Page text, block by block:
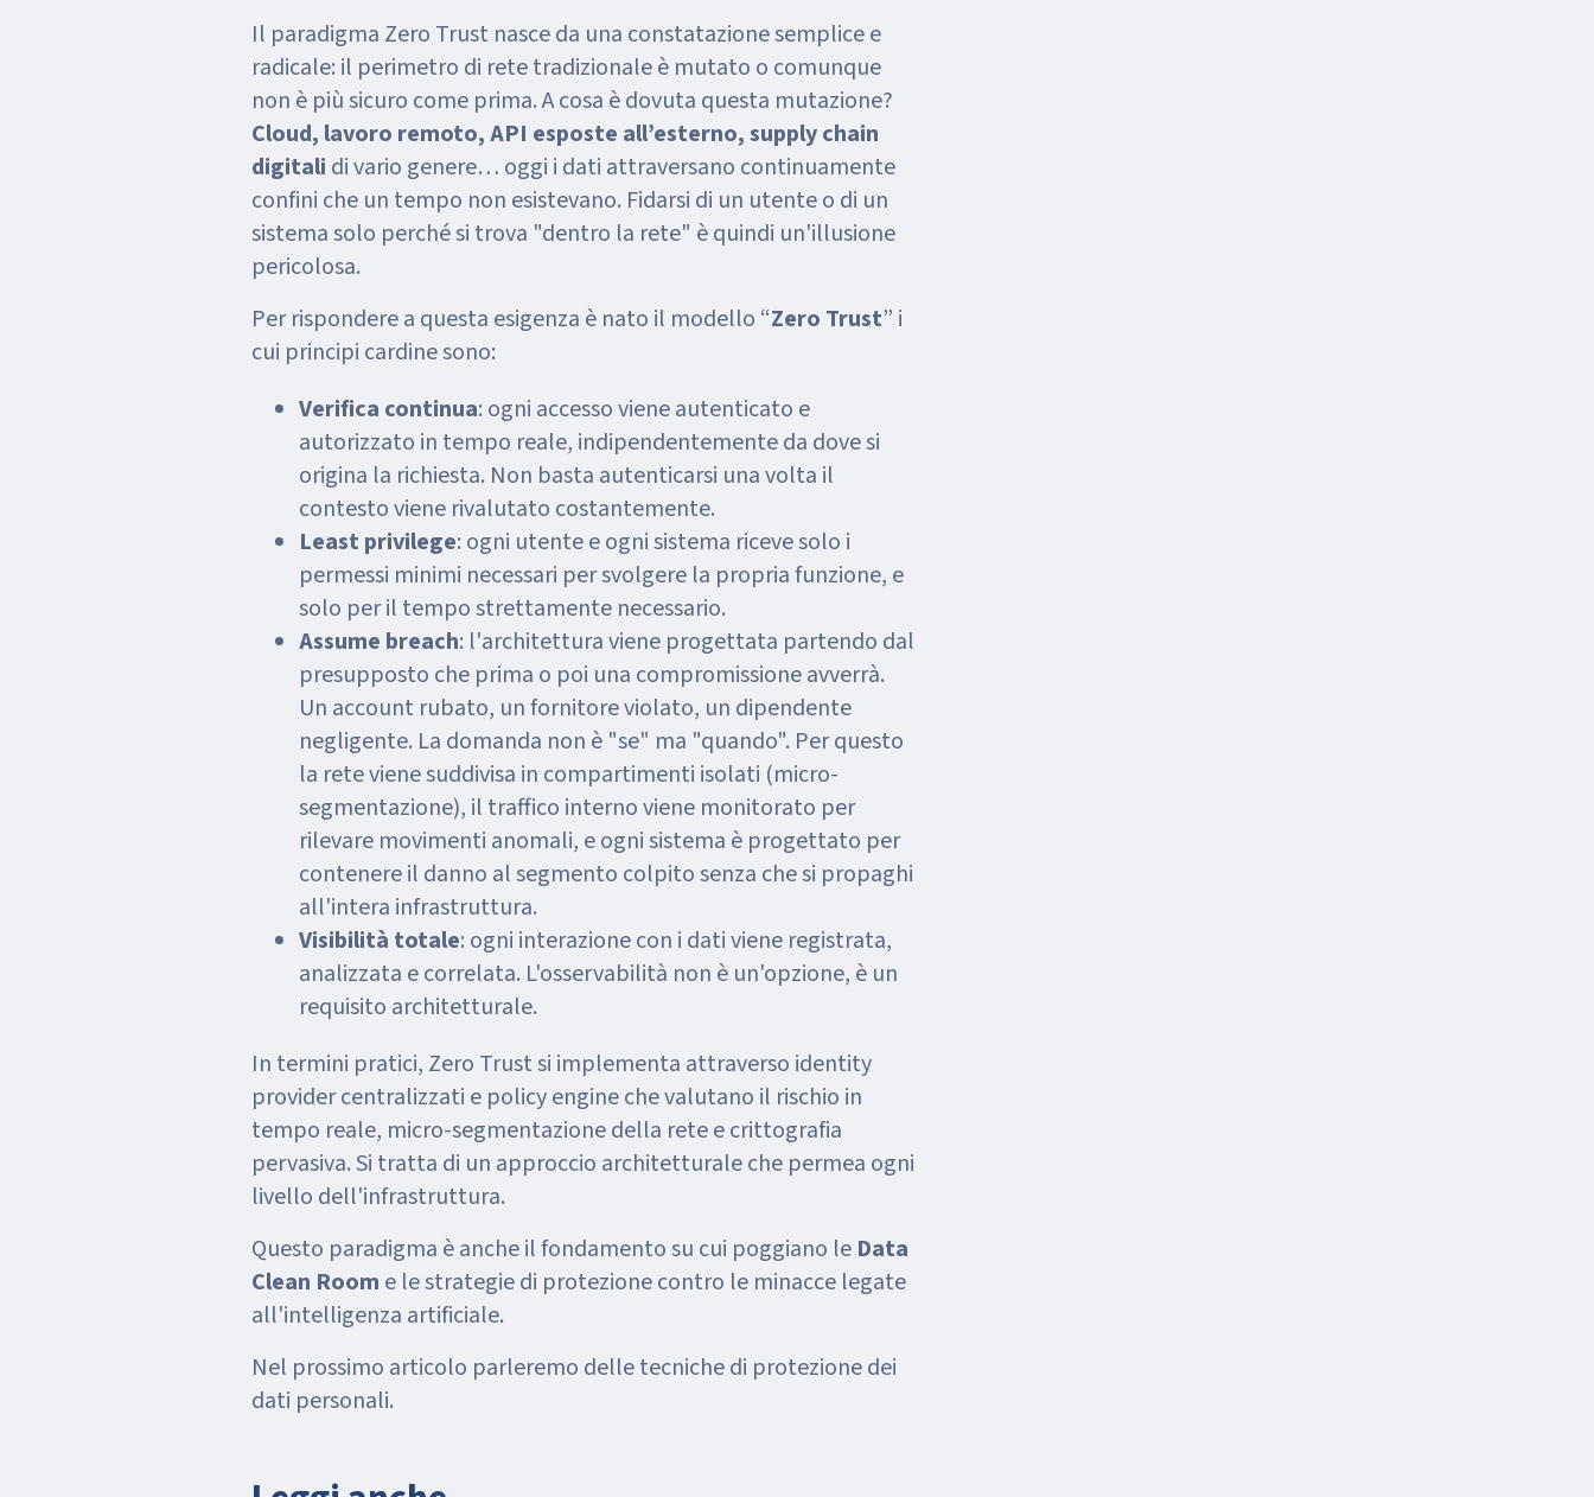
Il paradigma Zero Trust nasce da una constatazione semplice e
radicale: il perimetro di rete tradizionale è mutato o comunque
non è più sicuro come prima. A cosa è dovuta questa mutazione?
Cloud, lavoro remoto, API esposte all’esterno, supply chain
digitali di vario genere… oggi i dati attraversano continuamente
confini che un tempo non esistevano. Fidarsi di un utente o di un
sistema solo perché si trova "dentro la rete" è quindi un'illusione
pericolosa.
Per rispondere a questa esigenza è nato il modello “Zero Trust” i
cui principi cardine sono:
Verifica continua: ogni accesso viene autenticato e
autorizzato in tempo reale, indipendentemente da dove si
origina la richiesta. Non basta autenticarsi una volta il
contesto viene rivalutato costantemente.
Least privilege: ogni utente e ogni sistema riceve solo i
permessi minimi necessari per svolgere la propria funzione, e
solo per il tempo strettamente necessario.
Assume breach: l'architettura viene progettata partendo dal
presupposto che prima o poi una compromissione avverrà.
Un account rubato, un fornitore violato, un dipendente
negligente. La domanda non è "se" ma "quando". Per questo
la rete viene suddivisa in compartimenti isolati (micro-
segmentazione), il traffico interno viene monitorato per
rilevare movimenti anomali, e ogni sistema è progettato per
contenere il danno al segmento colpito senza che si propaghi
all'intera infrastruttura.
Visibilità totale: ogni interazione con i dati viene registrata,
analizzata e correlata. L'osservabilità non è un'opzione, è un
requisito architetturale.
In termini pratici, Zero Trust si implementa attraverso identity
provider centralizzati e policy engine che valutano il rischio in
tempo reale, micro-segmentazione della rete e crittografia
pervasiva. Si tratta di un approccio architetturale che permea ogni
livello dell'infrastruttura.
Questo paradigma è anche il fondamento su cui poggiano le Data
Clean Room e le strategie di protezione contro le minacce legate
all'intelligenza artificiale.
Nel prossimo articolo parleremo delle tecniche di protezione dei
dati personali.